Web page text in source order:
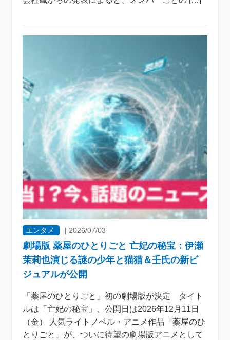
エンタメ |2026/07/03
劇場版 薬屋のひとりごと 亡妃の秘宝：伊瀬
茉莉也演じる謎の少年と猫猫＆壬氏の新ビ
ジュアルが公開
「薬屋のひとりごと」初の劇場版が決定 タイト
ルは「亡妃の秘宝」、公開日は2026年12月11日
（金） 人気ライトノベル・アニメ作品「薬屋のひ
とりごと」が、ついに待望の劇場版アニメとして